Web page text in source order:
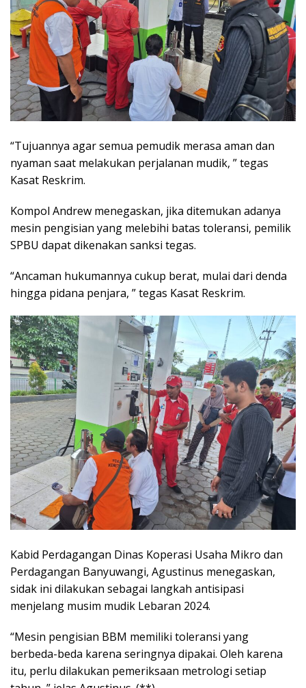
“Tujuannya agar semua pemudik merasa aman dan
nyaman saat melakukan perjalanan mudik, ” tegas
Kasat Reskrim.
Kompol Andrew menegaskan, jika ditemukan adanya
mesin pengisian yang melebihi batas toleransi, pemilik
SPBU dapat dikenakan sanksi tegas.
“Ancaman hukumannya cukup berat, mulai dari denda
hingga pidana penjara, ” tegas Kasat Reskrim.
Kabid Perdagangan Dinas Koperasi Usaha Mikro dan
Perdagangan Banyuwangi, Agustinus menegaskan,
sidak ini dilakukan sebagai langkah antisipasi
menjelang musim mudik Lebaran 2024.
“Mesin pengisian BBM memiliki toleransi yang
berbeda-beda karena seringnya dipakai. Oleh karena
itu, perlu dilakukan pemeriksaan metrologi setiap